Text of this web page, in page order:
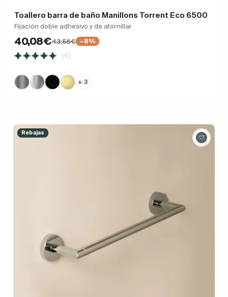
Toallero barra de baño Manillons Torrent Eco 6500
Fijación doble adhesivo y de atornillar
40,08€43,56€ −8%
(4)
+ 3
Rebajas